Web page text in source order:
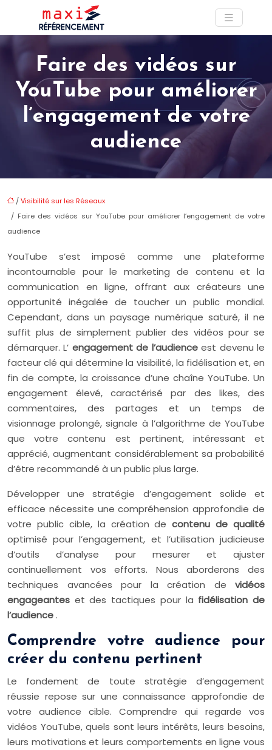
Faire des vidéos sur
YouTube pour améliorer
l’engagement de votre
audience
/Visibilité sur les Réseaux
/ Faire des vidéos sur YouTube pour améliorer l’engagement de votre
audience
YouTube s’est imposé comme une plateforme
incontournable pour le marketing de contenu et la
communication en ligne, offrant aux créateurs une
opportunité inégalée de toucher un public mondial.
Cependant, dans un paysage numérique saturé, il ne
suffit plus de simplement publier des vidéos pour se
démarquer. L’ engagement de l’audienceest devenu le
facteur clé qui détermine la visibilité, la fidélisation et, en
fin de compte, la croissance d’une chaîne YouTube. Un
engagement élevé, caractérisé par des likes, des
commentaires, des partages et un temps de
visionnage prolongé, signale à l’algorithme de YouTube
que votre contenu est pertinent, intéressant et
apprécié, augmentant considérablement sa probabilité
d’être recommandé à un public plus large.
Développer une stratégie d’engagement solide et
efficace nécessite une compréhension approfondie de
votre public cible, la création decontenu de qualité
optimisé pour l’engagement, et l’utilisation judicieuse
d’outils d’analyse pour mesurer et ajuster
continuellement vos efforts. Nous aborderons des
techniques avancées pour la création de vidéos
engageantes et des tactiques pour la fidélisation de
l’audience.
Comprendre votre audience pour
créer du contenu pertinent
Le fondement de toute stratégie d’engagement
réussie repose sur une connaissance approfondie de
votre audience cible. Comprendre qui regarde vos
vidéos YouTube, quels sont leurs intérêts, leurs besoins,
leurs motivations et leurs comportements en ligne vous